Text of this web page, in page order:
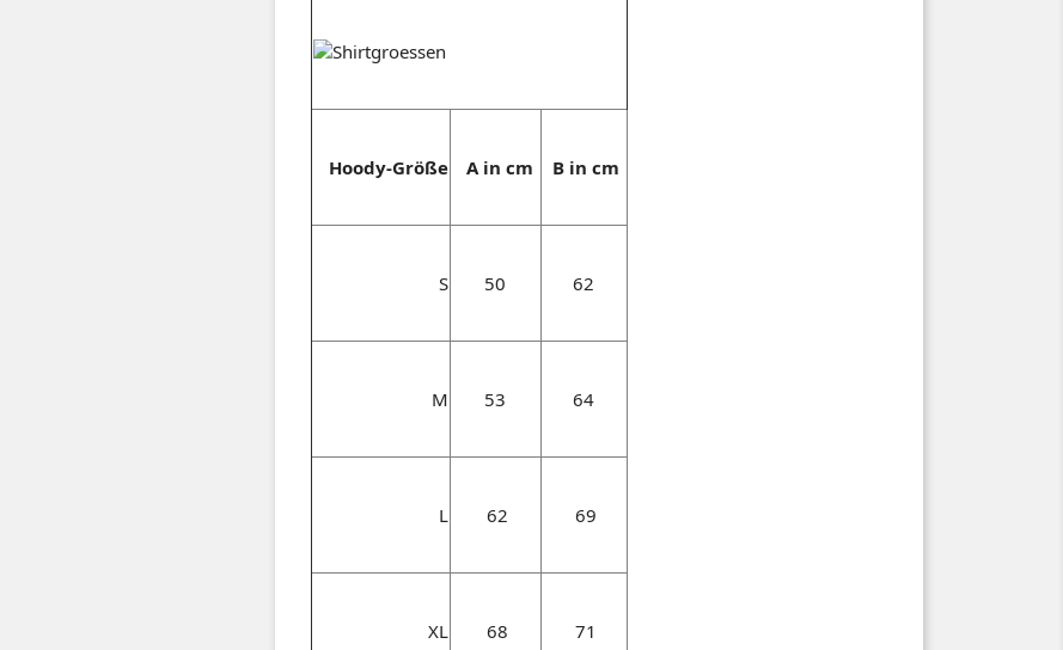
Hoody-Größe A in cm B in cm
S 50 62
M 53 64
L 62 69
XL 68 71